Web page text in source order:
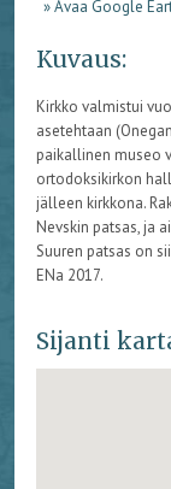
» Avaa Google
Kuvaus:
Kirkko valmistui
asetehtaan
paikallinen museo
ortodoksikirkon
jälleen kirkkona.
Nevskin patsas, ja
Suuren patsas on
ENa 2017.
Sijanti